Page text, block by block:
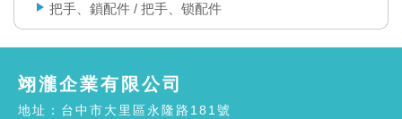
把手、鎖配件 / 把手、锁配件
翊瀧企業有限公司
地址：台中市大里區永隆路181號